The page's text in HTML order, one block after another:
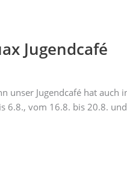
Jugendcafé
unser Jugendcafé hat
6.8., vom 16.8. bis 20.8.